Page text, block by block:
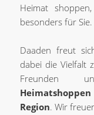
Heimat
besonders für Sie.
Daaden freut
dabei die Vielfalt
Freunden
Region. Wir